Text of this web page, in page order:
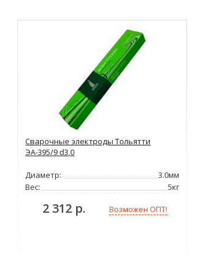
Сварочные электроды Тольятти
ЭА-395/9 d3,0
Диаметр:
3.0мм
Вес:
5кг
2 312 р. Возможен ОПТ!